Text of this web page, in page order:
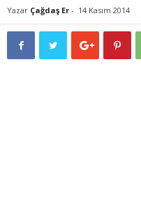
Yazar Çağdaş Er - 14 Kasım 2014